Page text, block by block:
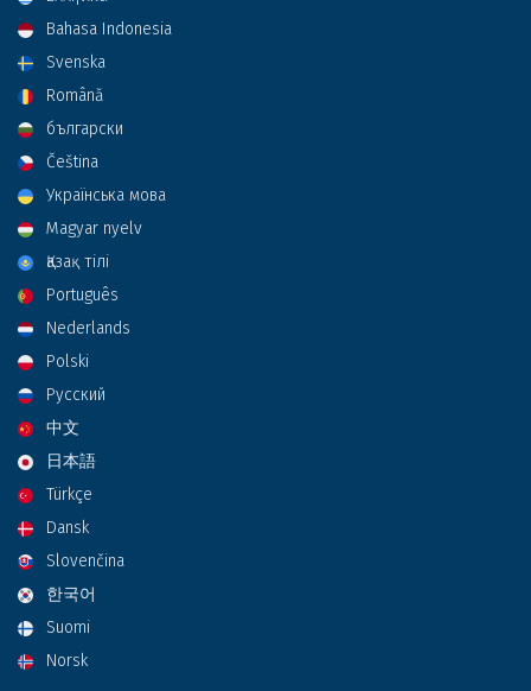
Bahasa Indonesia
Svenska
Română
български
Čeština
Українська мова
Magyar nyelv
Қазақ тілі
Português
Nederlands
Polski
Русский
中文
日本語
Türkçe
Dansk
Slovenčina
한국어
Suomi
Norsk